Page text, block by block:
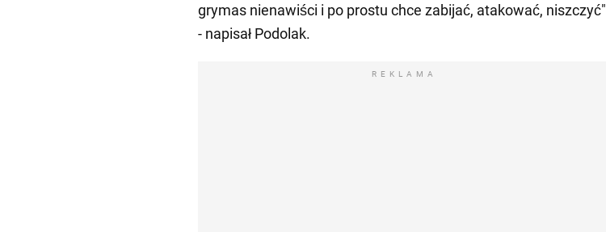
grymas nienawiści i po prostu chce zabijać, atakować, niszczyć"
- napisał Podolak.
REKLAMA